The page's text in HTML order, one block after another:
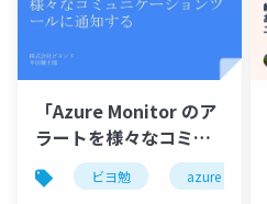
「Azure Monitor のア
ラートを様々なコミュ
ニケーションツールに
通知する」
ビヨ勉 azure